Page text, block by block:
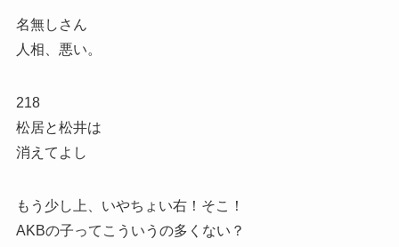
名無しさん
人相、悪い。
218
松居と松井は
消えてよし
もう少し上、いやちょい右！そこ！
AKBの子ってこういうの多くない？